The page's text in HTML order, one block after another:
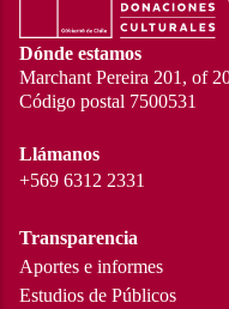
Dónde estamos
Marchant Pereira 201, of
Código postal 7500531
Llámanos
+569 6312 2331
Transparencia
Aportes e informes
Estudios de Públicos